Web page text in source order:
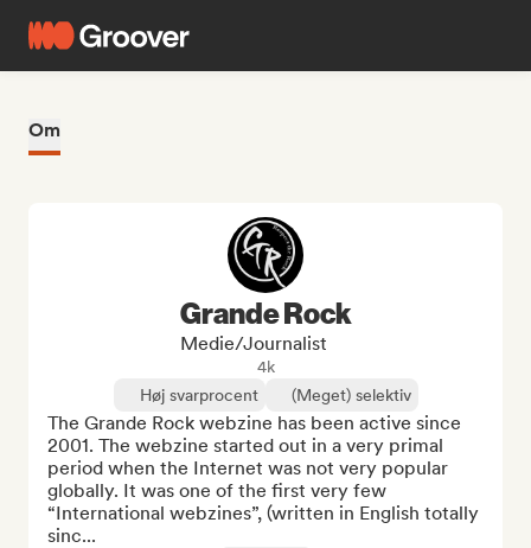
Om
Grande Rock
Medie/journalist
4k
Høj svarprocent
(Meget) selektiv
The Grande Rock webzine has been active since
2001. The webzine started out in a very primal
period when the Internet was not very popular
globally. It was one of the first very few
“International webzines”, (written in English totally
sinc...